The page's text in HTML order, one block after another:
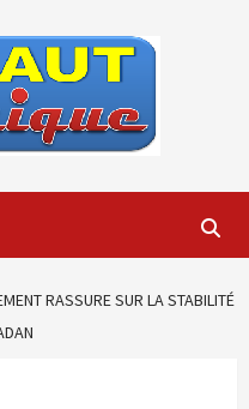
RASSURE SUR LA STABILITÉ